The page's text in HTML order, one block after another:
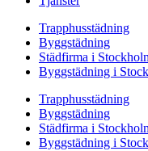
Trapphusstädning
Byggstädning
Städfirma i
Byggstädning i
Trapphusstädning
Byggstädning
Städfirma i
Byggstädning i